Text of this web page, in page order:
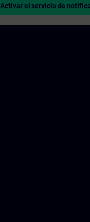
Activar el servicio de